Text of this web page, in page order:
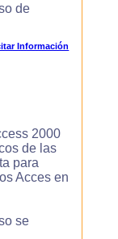
de
Información
2000
de las
para
Acces en
se